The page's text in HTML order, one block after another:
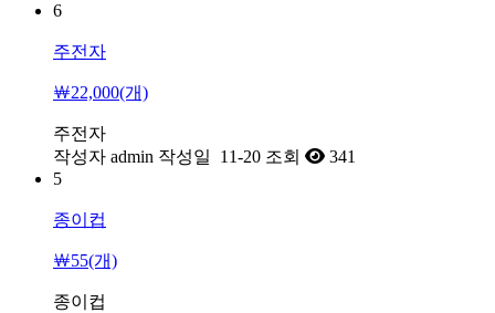
6
주전자
￦22,000(개)
주전자
작성자 admin 작성일 11-20 조회
341
5
종이컵
￦55(개)
종이컵